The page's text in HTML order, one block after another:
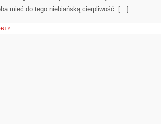
mieć do tego niebiańską cierpliwość. […]